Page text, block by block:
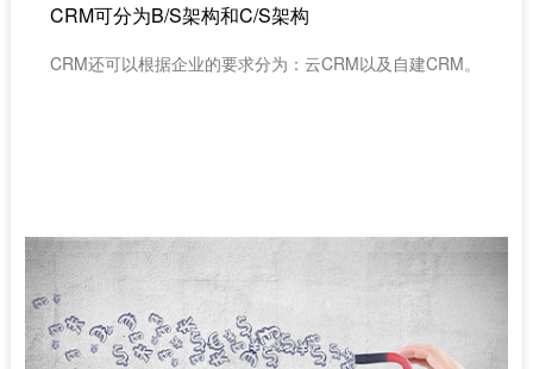
CRM可分为B/S架构和C/S架构
CRM还可以根据企业的要求分为：云CRM以及自建CRM。